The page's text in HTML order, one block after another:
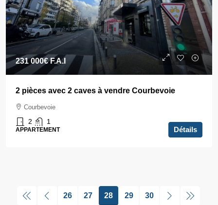
231 000€F.A.I
2 pièces avec 2 caves à vendre Courbevoie
Courbevoie
2 1
APPARTEMENT Détails
26 27 28 29 30